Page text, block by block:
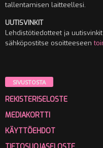
tallentamisen laitteellesi.
UUTISVINKIT
Lehdistötiedotteet ja
sähköpostitse osoitteeseen
SIVUSTOSTA
REKISTERISELOSTE
MEDIAKORTTI
KÄYTTÖEHDOT